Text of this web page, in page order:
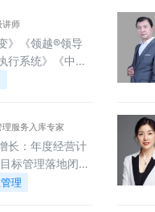
绩效面谈与辅导
步搞定人才盘
人成功转身》
行有力-高效执行
讲师
》《领越®领导
行系统》《中层
理》《问题分析
服务入库专家
长：年度经营计
标管理落地闭
理